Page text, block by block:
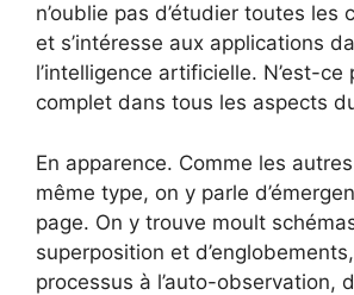
n’oublie pas d’étudier toutes les
et s’intéresse aux applications
l’intelligence artificielle. N’est-ce
complet dans tous les aspects
En apparence. Comme les
même type, on y parle
page. On y trouve moult
superposition et
processus à l’auto-observation,